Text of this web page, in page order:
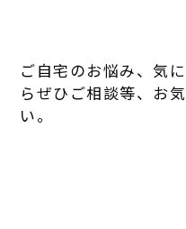
ご自宅のお悩み、気
らぜひご相談等、お
い。